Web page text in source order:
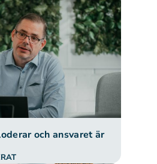
och ansvaret är